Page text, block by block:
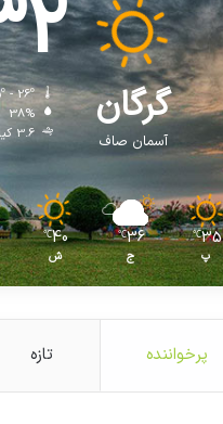
گرگان
آسمان صاف
35º - 26º
38%
3.6 کیلومتر/ساعت
35
℃
پ
36
℃
ج
40
℃
ش
پرخواننده تازه